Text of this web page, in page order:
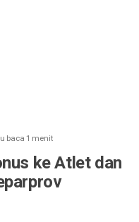
baca 1 menit
ke Atlet dan